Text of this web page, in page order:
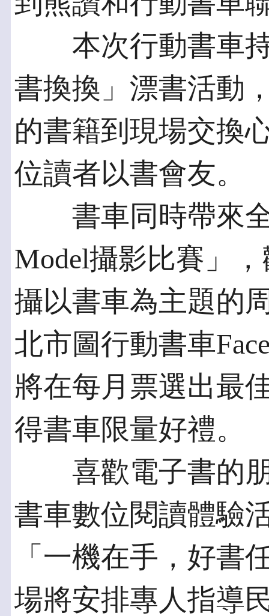
本次行動書車持
書換換」漂書活動
的書籍到現場交換
位讀者以書會友。
書車同時帶來全
Model攝影比賽」
攝以書車為主題的
北市圖行動書車
將在每月票選出最
得書車限量好禮。
喜歡電子書的朋
書車數位閱讀體驗
「一機在手，好書
場將安排專人指導